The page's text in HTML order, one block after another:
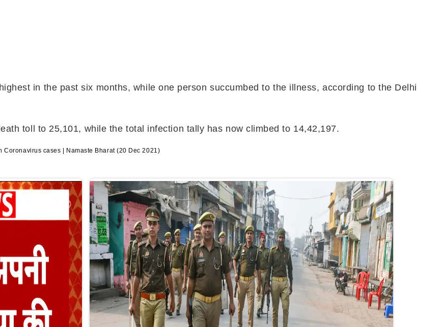
in the past six months, while one person succumbed to the illness, according to the Delhi
toll to 25,101, while the total infection tally has now climbed to 14,42,197.
cases | Namaste Bharat (20 Dec 2021)